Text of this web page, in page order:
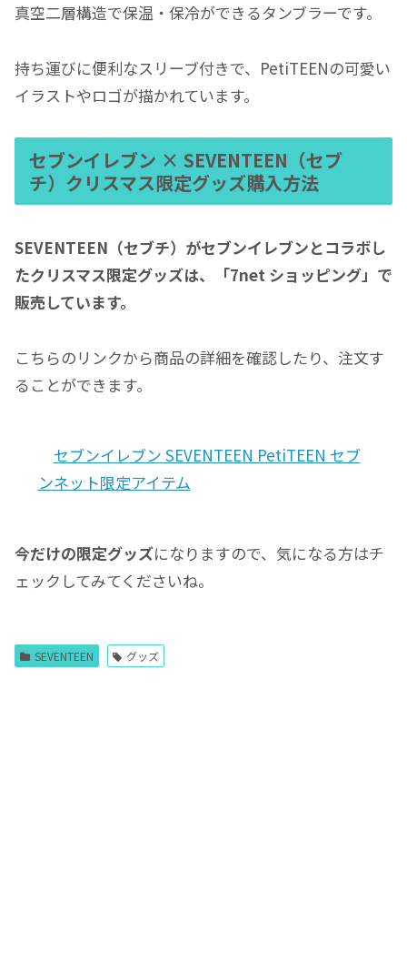
真空二層構造で保温・保冷ができるタンブラーです。
持ち運びに便利なスリーブ付きで、PetiTEENの可愛い
イラストやロゴが描かれています。
セブンイレブン × SEVENTEEN（セブ
チ）クリスマス限定グッズ購入方法
SEVENTEEN（セブチ）がセブンイレブンとコラボし
たクリスマス限定グッズは、「7net ショッピング」で
販売しています。
こちらのリンクから商品の詳細を確認したり、注文す
ることができます。
セブンイレブン SEVENTEEN PetiTEEN セブ
ンネット限定アイテム
今だけの限定グッズになりますので、気になる方はチ
ェックしてみてくださいね。
SEVENTEEN グッズ